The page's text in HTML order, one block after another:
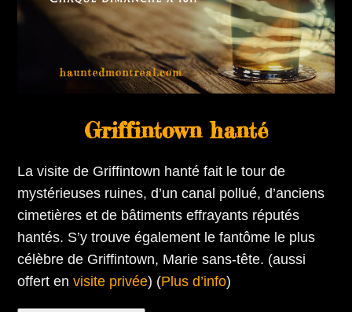
Griffintown hanté
La visite de Griffintown hanté fait le tour de
mystérieuses ruines, d’un canal pollué, d’anciens
cimetières et de bâtiments effrayants réputés
hantés. S’y trouve également le fantôme le plus
célèbre de Griffintown, Marie sans-tête. (aussi
offert envisite privée) (Plus d’info)